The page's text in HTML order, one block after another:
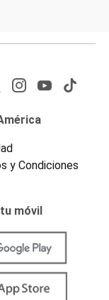
y Condiciones
móvil